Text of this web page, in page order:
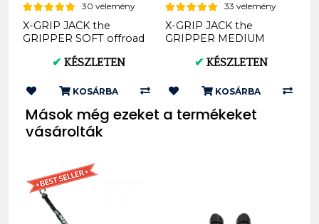
30 vélemény
X-GRIP JACK the
GRIPPER SOFT offroad
XG-2103
✔ KÉSZLETEN
KOSÁRBA
33 vélemény
X-GRIP JACK the
GRIPPER MEDIUM
140/80-18 XG-2104
✔ KÉSZLETEN
KOSÁRBA
Mások még ezeket a termékeket
vásárolták